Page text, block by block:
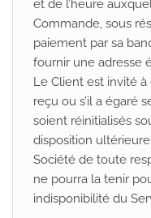
et de l’heure
Commande, sous
paiement par sa
fournir une adresse
Le Client est invité à
reçu ou s’il a égaré
soient réinitialisés
disposition
Société de toute
ne pourra la tenir
indisponibilité du